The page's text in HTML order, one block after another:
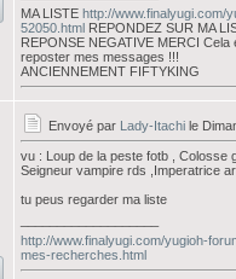
MA LISTE http://www.finalyugi.com/
52050.html REPONDEZ SUR MA
REPONSE NEGATIVE MERCI
reposter mes messages !!!
ANCIENNEMENT FIFTYKING
Envoyé par Lady-Itachi le
vu : Loup de la peste fotb , Colosse
Seigneur vampire rds ,Imperatrice
tu peus regarder ma liste
http://www.finalyugi.com/yugioh-
mes-recherches.html